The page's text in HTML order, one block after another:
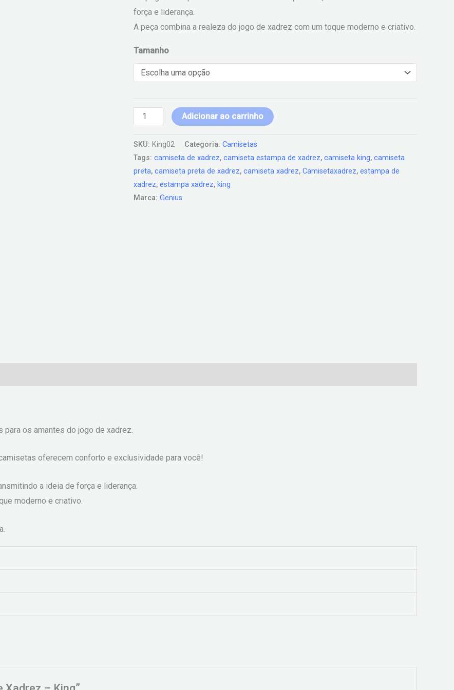
força e liderança.
A peça combina a realeza do jogo de xadrez com um toque moderno e criativo.
Tamanho
Adicionar ao carrinho
SKU: King02 Categoria: Camisetas
Tags: camiseta de xadrez, camiseta estampa de xadrez, camiseta king, camiseta
preta, camiseta preta de xadrez, camiseta xadrez, Camisetaxadrez, estampa de
xadrez, estampa xadrez, king
Marca: Genius
os amantes do jogo de xadrez.
oferecem conforto e exclusividade para você!
a ideia de força e liderança.
moderno e criativo.